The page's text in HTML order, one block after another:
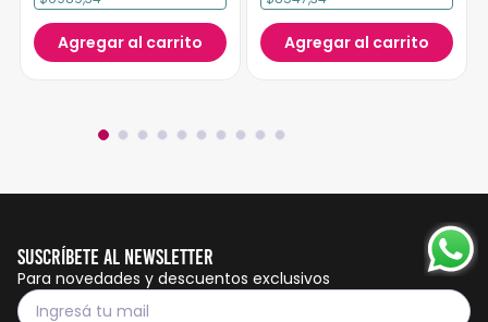
Agregar al carrito Agregar al carrito
Suscríbete al Newsletter
Para novedades y descuentos exclusivos